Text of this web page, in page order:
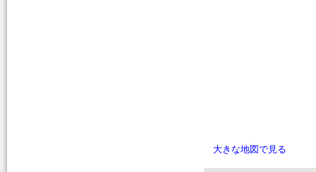
大きな地図で見る